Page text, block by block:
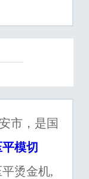
市，是国
平模切
烫金机,